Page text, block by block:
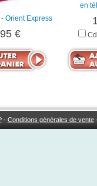
- Orient Express
€
en
- Conditions générales de vente